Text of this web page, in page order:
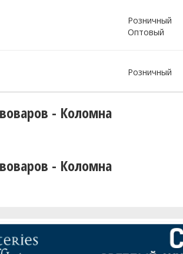
Розничный
Оптовый
Розничный
- Коломна
- Коломна